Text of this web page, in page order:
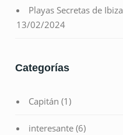
Playas Secretas de Ibiza
13/02/2024
Categorías
Capitán (1)
interesante (6)